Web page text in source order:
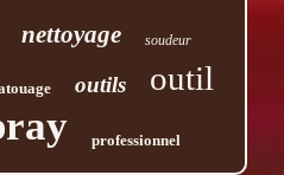
nettoyage soudeur
outils outil
professionnel